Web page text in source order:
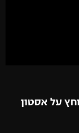
צ'לסי חגגה 1:4 מוחץ על אסטון